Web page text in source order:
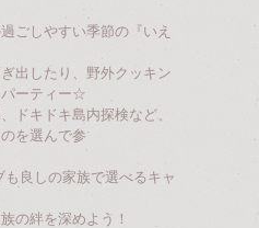
ごしやすい季節の『いえ
出したり、野外クッキン
パーティー☆
ドキドキ島内探検など、
を選んで参
良しの家族で選べるキャ
の絆を深めよう！